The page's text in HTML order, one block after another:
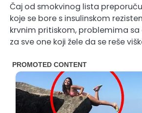
Čaj od smokvinog lista
koje se bore s insulinskom
krvnim pritiskom, problemima sa
za sve one koji žele da se reše